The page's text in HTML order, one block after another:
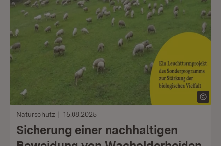
Naturschutz 15.08.2025
Sicherung einer nachhaltigen